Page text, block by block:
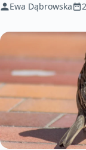
Ewa Dąbrowska